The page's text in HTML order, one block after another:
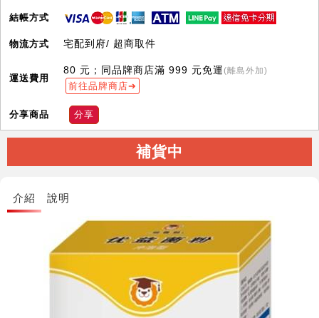
結帳方式
物流方式 宅配到府/ 超商取件
運送費用
80 元；同品牌商店滿 999 元免運(離島外加)
前往品牌商店
分享商品 分享
補貨中
介紹 說明